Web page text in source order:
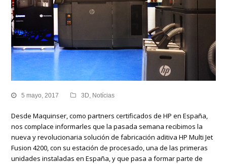
5 mayo, 2017 3D, Notícias
Desde Maquinser, como partners certificados de HP en España,
nos complace informarles que la pasada semana recibimos la
nueva y revolucionaria solución de fabricación aditiva HP Multi Jet
Fusion 4200, con su estación de procesado, una de las primeras
unidades instaladas en España, y que pasa a formar parte de